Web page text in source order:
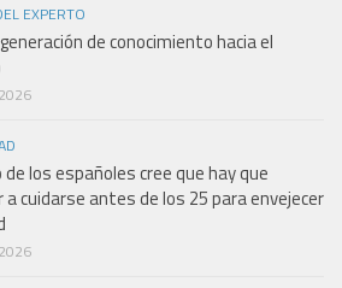
EXPERTO
de conocimiento hacia el
los españoles cree que hay que
cuidarse antes de los 25 para envejecer